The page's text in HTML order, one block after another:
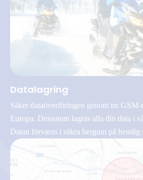
Datalagring
Säker dataöverföringen genom tre GSM-
Europa. Dessutom lagras alla din data i
Datan förvaras i säkra bergum på hemlig